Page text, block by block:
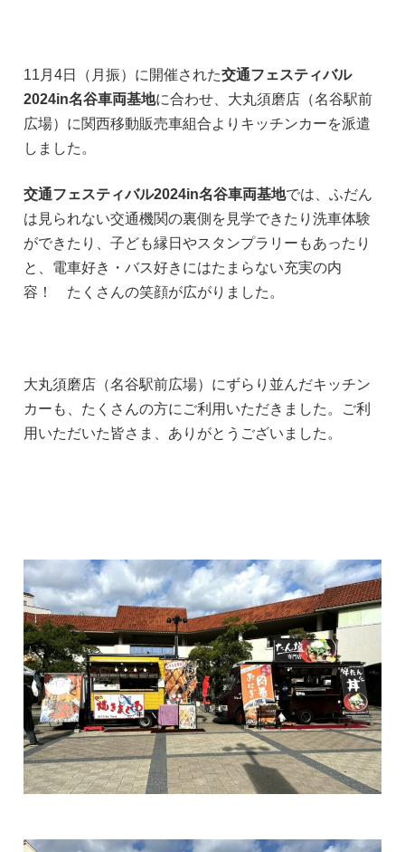
11月4日（月振）に開催された交通フェスティバル
2024in名谷車両基地に合わせ、大丸須磨店（名谷駅前
広場）に関西移動販売車組合よりキッチンカーを派遣
しました。
交通フェスティバル2024in名谷車両基地では、ふだん
は見られない交通機関の裏側を見学できたり洗車体験
ができたり、子ども縁日やスタンプラリーもあったり
と、電車好き・バス好きにはたまらない充実の内
容！ たくさんの笑顔が広がりました。
大丸須磨店（名谷駅前広場）にずらり並んだキッチン
カーも、たくさんの方にご利用いただきました。ご利
用いただいた皆さま、ありがとうございました。